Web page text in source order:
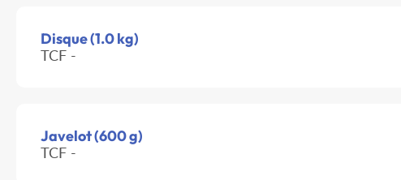
Disque (1.0 kg)
TCF -
Javelot (600 g)
TCF -